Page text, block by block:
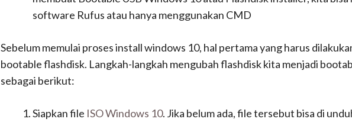
software Rufus atau hanya menggunakan CMD
Sebelum memulai proses install windows 10, hal pertama yang harus
bootable flashdisk. Langkah-langkah mengubah flashdisk kita menjadi
sebagai berikut:
Siapkan file ISO Windows 10. Jika belum ada, file tersebut bisa di